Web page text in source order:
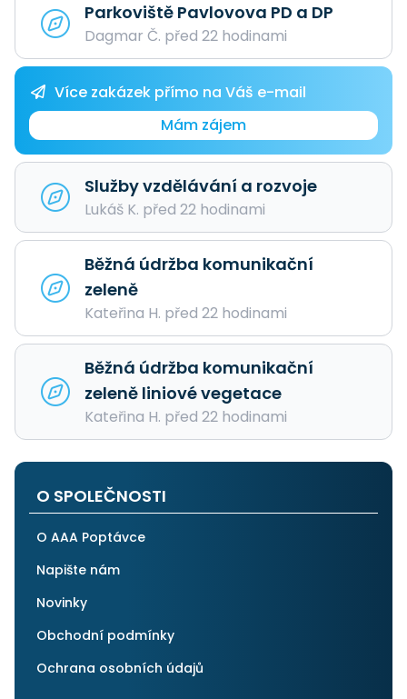
Parkoviště Pavlovova PD a DP
Dagmar Č. před 22 hodinami
Více zakázek přímo na Váš e-mail
Mám zájem
Služby vzdělávání a rozvoje
Lukáš K. před 22 hodinami
Běžná údržba komunikační
zeleně
Kateřina H. před 22 hodinami
Běžná údržba komunikační
zeleně liniové vegetace
Kateřina H. před 22 hodinami
O SPOLEČNOSTI
O AAA Poptávce
Napište nám
Novinky
Obchodní podmínky
Ochrana osobních údajů